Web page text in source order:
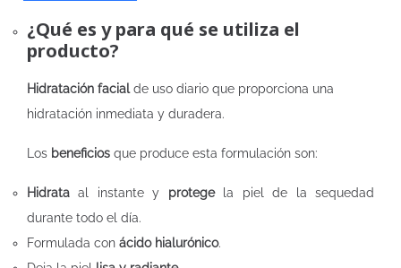
¿Qué es y para qué se utiliza el
producto?
Hidratación facialde uso diario que proporciona una
hidratación inmediata y duradera.
Los beneficios que produce esta formulación son:
Hidrata al instante y protegela piel de la sequedad
durante todo el día.
Formulada con ácido hialurónico.